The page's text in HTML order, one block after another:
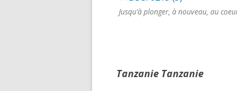
Jusqu’à plonger, à nouveau, au
Tanzanie Tanzanie